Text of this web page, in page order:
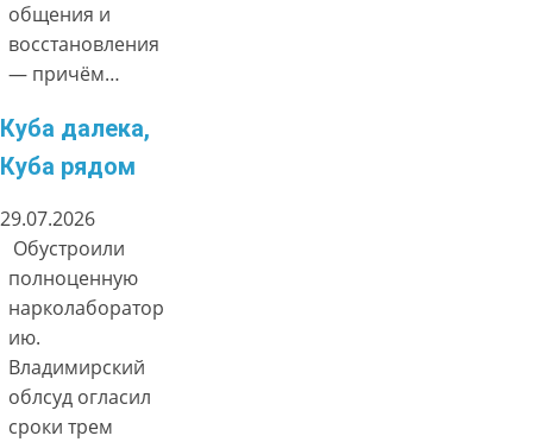
общения и
восстановления
— причём…
Куба далека,
Куба рядом
29.07.2026
Обустроили
полноценную
нарколаборатор
ию.
Владимирский
облсуд огласил
сроки трем